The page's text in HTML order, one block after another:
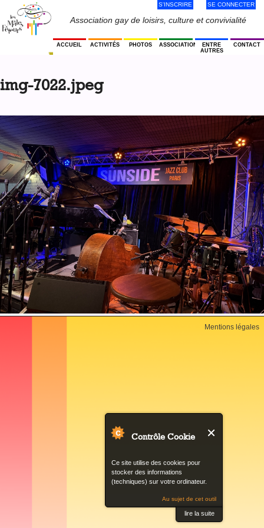
Contrôle Cookie
Ce site utilise des cookies pour
stocker des informations
(techniques) sur votre ordinateur.
Au sujet de cet outil
lire la suite
navigation
Association gay de loisirs, culture et convivialité
Menu
Utilisateur
S'INSCRIRE SE CONNECTER
ACCUEIL ACTIVITÉS PHOTOS ASSOCIATION
ENTRE
AUTRES
CONTACT
top
img-7022.jpeg
Mentions légales